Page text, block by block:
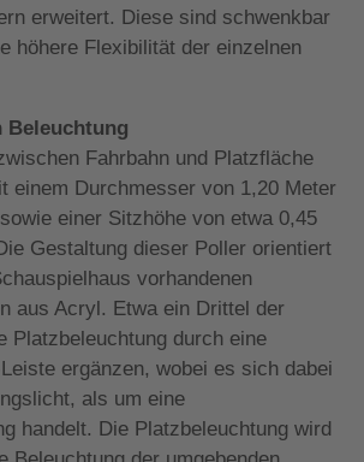
erweitert. Diese sind schwenkbar
höhere Flexibilität der einzelnen
Beleuchtung
Fahrbahn und Platzfläche
einem Durchmesser von 1,20 Meter
einer Sitzhöhe von etwa 0,45
Gestaltung dieser Poller orientiert
vorhandenen
aus Acryl. Etwa ein Drittel der
Platzbeleuchtung durch eine
ergänzen, wobei es sich dabei
als um eine
handelt. Die Platzbeleuchtung wird